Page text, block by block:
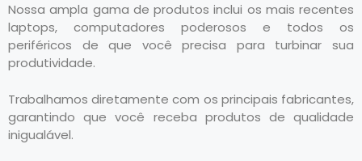
Nossa ampla gama de produtos inclui os mais recentes
laptops, computadores poderosos e todos os
periféricos de que você precisa para turbinar sua
produtividade.
Trabalhamos diretamente com os principais fabricantes,
garantindo que você receba produtos de qualidade
inigualável.